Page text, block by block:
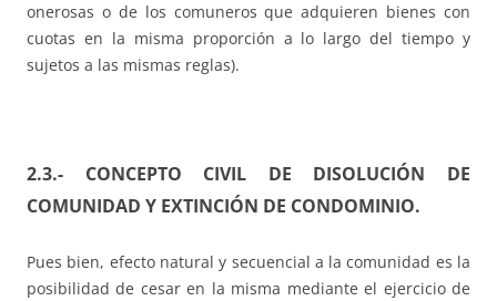
onerosas o de los comuneros que adquieren bienes con
cuotas en la misma proporción a lo largo del tiempo y
sujetos a las mismas reglas).
2.3.- CONCEPTO CIVIL DE DISOLUCIÓN DE
COMUNIDAD Y EXTINCIÓN DE CONDOMINIO.
Pues bien, efecto natural y secuencial a la comunidad es la
posibilidad de cesar en la misma mediante el ejercicio de